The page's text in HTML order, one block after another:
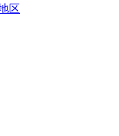
区